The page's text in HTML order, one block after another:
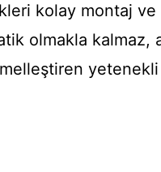
kolay montaj
olmakla kalmaz,
yetenekli